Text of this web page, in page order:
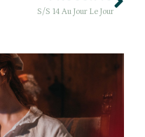
S/S 14 Au Jour Le Jour